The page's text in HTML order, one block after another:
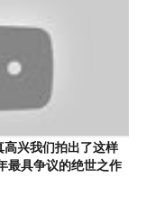
高兴我们拍出了这样
最具争议的绝世之作